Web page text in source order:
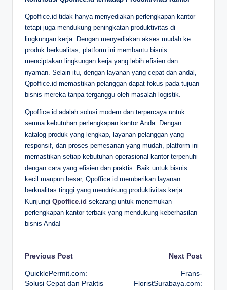
Qpoffice.id tidak hanya menyediakan perlengkapan kantor
tetapi juga mendukung peningkatan produktivitas di
lingkungan kerja. Dengan menyediakan akses mudah ke
produk berkualitas, platform ini membantu bisnis
menciptakan lingkungan kerja yang lebih efisien dan
nyaman. Selain itu, dengan layanan yang cepat dan andal,
Qpoffice.id memastikan pelanggan dapat fokus pada tujuan
bisnis mereka tanpa terganggu oleh masalah logistik.
Qpoffice.id adalah solusi modern dan terpercaya untuk
semua kebutuhan perlengkapan kantor Anda. Dengan
katalog produk yang lengkap, layanan pelanggan yang
responsif, dan proses pemesanan yang mudah, platform ini
memastikan setiap kebutuhan operasional kantor terpenuhi
dengan cara yang efisien dan praktis. Baik untuk bisnis
kecil maupun besar, Qpoffice.id memberikan layanan
berkualitas tinggi yang mendukung produktivitas kerja.
Kunjungi Qpoffice.id sekarang untuk menemukan
perlengkapan kantor terbaik yang mendukung keberhasilan
bisnis Anda!
Post
navigation
Previous Post
QuicklePermit.com:
Solusi Cepat dan Praktis
Next Post
Frans-
FloristSurabaya.com: